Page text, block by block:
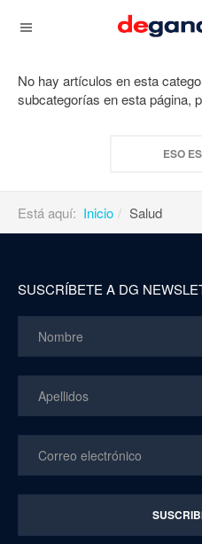
No hay artículos en esta
subcategorías en esta página,
ESO
Está aquí: Inicio Salud
SUSCRÍBETE A DG